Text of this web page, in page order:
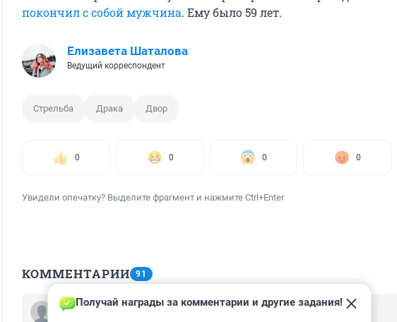
покончил с собой мужчина. Ему было 59 лет.
Елизавета Шаталова
Ведущий корреспондент
Стрельба Драка Двор
0 0 0 0
Увидели опечатку? Выделите фрагмент и нажмите Ctrl+Enter
КОММЕНТАРИИ 91
ГостьПолучай награды за комментарии и другие задания!